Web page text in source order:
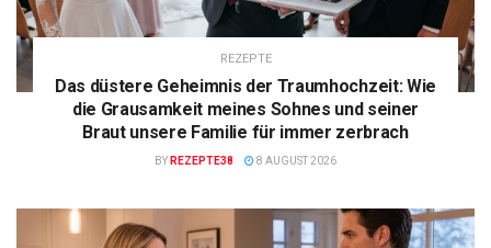
REZEPTE
Das düstere Geheimnis der Traumhochzeit: Wie
die Grausamkeit meines Sohnes und seiner
Braut unsere Familie für immer zerbrach
BY REZEPTE38 8 AUGUST 2026